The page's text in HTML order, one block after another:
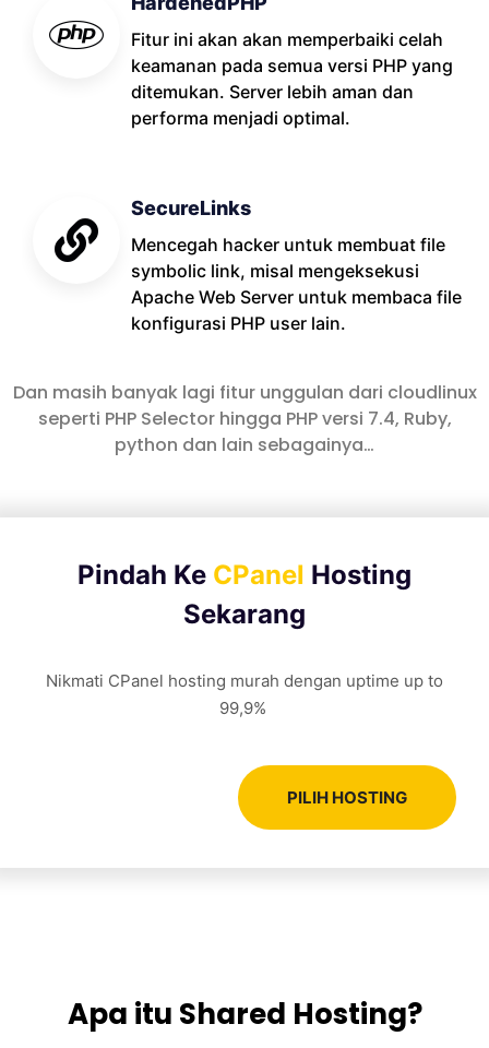
Fitur ini akan akan memperbaiki celah
keamanan pada semua versi PHP yang
ditemukan. Server lebih aman dan
performa menjadi optimal.
SecureLinks
Mencegah hacker untuk membuat file
symbolic link, misal mengeksekusi
Apache Web Server untuk membaca file
konfigurasi PHP user lain.
Dan masih banyak lagi fitur unggulan dari cloudlinux
seperti PHP Selector hingga PHP versi 7.4, Ruby,
python dan lain sebagainya…
Pindah Ke CPanel Hosting
Sekarang
Nikmati CPanel hosting murah dengan uptime up to
99,9%
PILIH HOSTING
Apa itu Shared Hosting?